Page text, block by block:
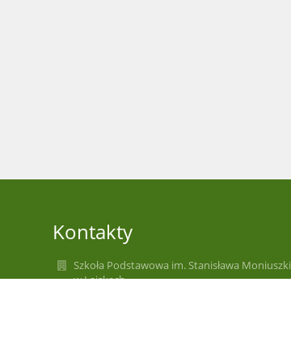
Kontakty
Szkoła Podstawowa im. Stanisława Moniuszki
w Łajskach